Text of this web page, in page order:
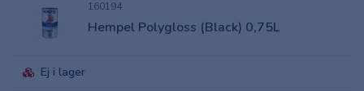
160194
Hempel Polygloss (Black) 0,75L
Ej i lager